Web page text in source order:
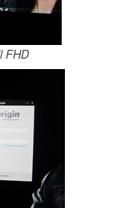
FHD